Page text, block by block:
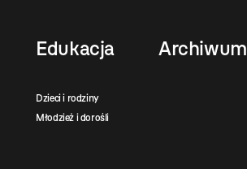
Edukacja
Dzieci i rodziny
Młodzież i dorośli
Archiwum